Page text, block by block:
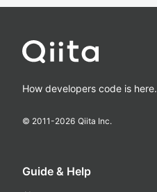
How developers code is here.
© 2011-2026 Qiita Inc.
Guide & Help